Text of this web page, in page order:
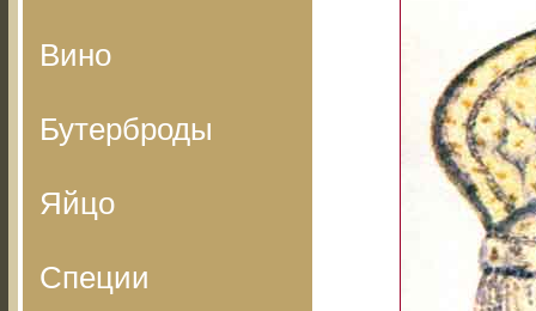
Вино
Бутерброды
Яйцо
Специи